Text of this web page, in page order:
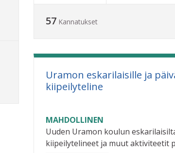
57 Kannatukset
Uramon eskarilaisille ja
kiipeilyteline
MAHDOLLINEN
Uuden Uramon koulun
kiipeilytelineet ja muut aktiviteetit